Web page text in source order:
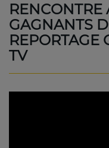
Replay TV
Agenda
Emissions Radio
RENCONTRE
GAGNANTS
REPORTAGE
TV